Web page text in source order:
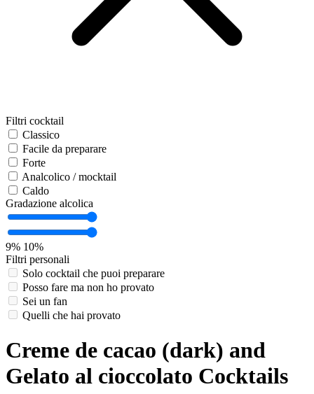
Filtri cocktail
Classico
Facile da preparare
Forte
Analcolico / mocktail
Caldo
Gradazione alcolica
9% 10%
Filtri personali
Solo cocktail che puoi preparare
Posso fare ma non ho provato
Sei un fan
Quelli che hai provato
Creme de cacao (dark) and
Gelato al cioccolato Cocktails